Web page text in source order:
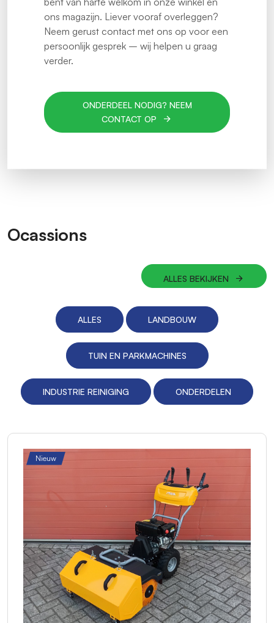
ons magazijn. Liever vooraf overleggen?
Neem gerust contact met ons op voor een
persoonlijk gesprek – wij helpen u graag
verder.
ONDERDEEL NODIG? NEEM
CONTACT OP
Ocassions
ALLES BEKIJKEN
ALLES LANDBOUW
TUIN EN PARKMACHINES
INDUSTRIE REINIGING ONDERDELEN
Nieuw